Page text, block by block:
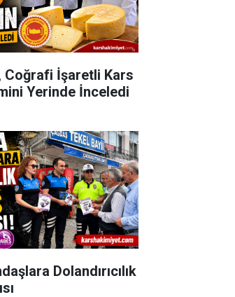
Coğrafi İşaretli Kars
Yerinde İnceledi
Dolandırıcılık